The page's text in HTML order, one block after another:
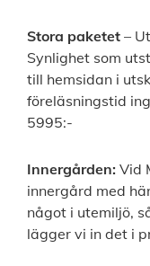
Stora paketet –
Synlighet som
till hemsidan i
föreläsningstid
5995:-
Innergården: Vid
innergård med
något i utemiljö,
lägger vi in det i